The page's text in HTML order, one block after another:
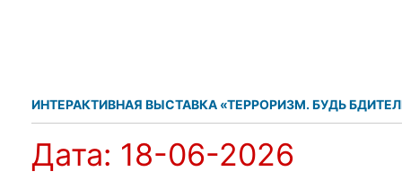
ИНТЕРАКТИВНАЯ ВЫСТАВКА «ТЕРРОРИЗМ. БУДЬ
Дата: 18-06-2026